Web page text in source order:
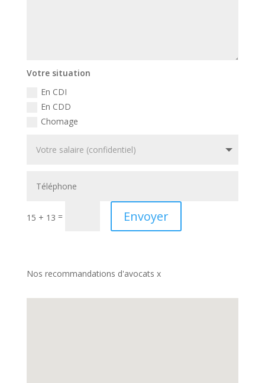
Votre situation
En CDI
En CDD
Chomage
15 + 13 = Envoyer
Nos recommandations d'avocats x